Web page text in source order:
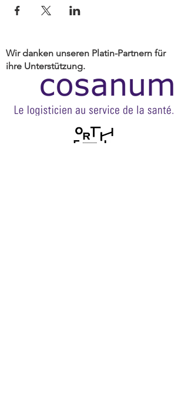
Wir danken unseren Platin-Partnern für
ihre Unterstützung.